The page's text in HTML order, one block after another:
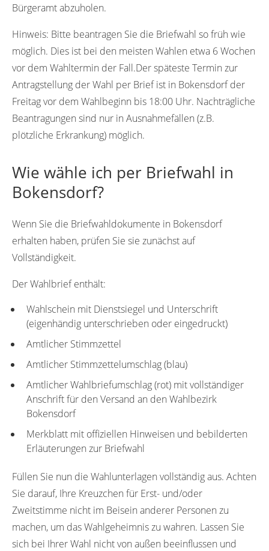
Bürgeramt abzuholen.
Hinweis: Bitte beantragen Sie die Briefwahl so früh wie
möglich. Dies ist bei den meisten Wahlen etwa 6 Wochen
vor dem Wahltermin der Fall.Der späteste Termin zur
Antragstellung der Wahl per Brief ist in Bokensdorf der
Freitag vor dem Wahlbeginn bis 18:00 Uhr. Nachträgliche
Beantragungen sind nur in Ausnahmefällen (z.B.
plötzliche Erkrankung) möglich.
Wie wähle ich per Briefwahl in
Bokensdorf?
Wenn Sie die Briefwahldokumente in Bokensdorf
erhalten haben, prüfen Sie sie zunächst auf
Vollständigkeit.
Der Wahlbrief enthält:
Wahlschein mit Dienstsiegel und Unterschrift
(eigenhändig unterschrieben oder eingedruckt)
Amtlicher Stimmzettel
Amtlicher Stimmzettelumschlag (blau)
Amtlicher Wahlbriefumschlag (rot) mit vollständiger
Anschrift für den Versand an den Wahlbezirk
Bokensdorf
Merkblatt mit offiziellen Hinweisen und bebilderten
Erläuterungen zur Briefwahl
Füllen Sie nun die Wahlunterlagen vollständig aus. Achten
Sie darauf, Ihre Kreuzchen für Erst- und/oder
Zweitstimme nicht im Beisein anderer Personen zu
machen, um das Wahlgeheimnis zu wahren. Lassen Sie
sich bei Ihrer Wahl nicht von außen beeinflussen und